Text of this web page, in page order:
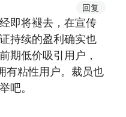
回复
即将褪去，在宣传
持续的盈利确实也
期低价吸引用户，
有粘性用户。裁员也
吧。